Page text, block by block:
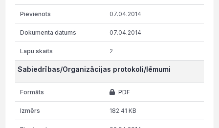
07.04.2014
07.04.2014
2
Sabiedrības/Organizācijas protokoli/lēmumi
PDF
182.41 KB